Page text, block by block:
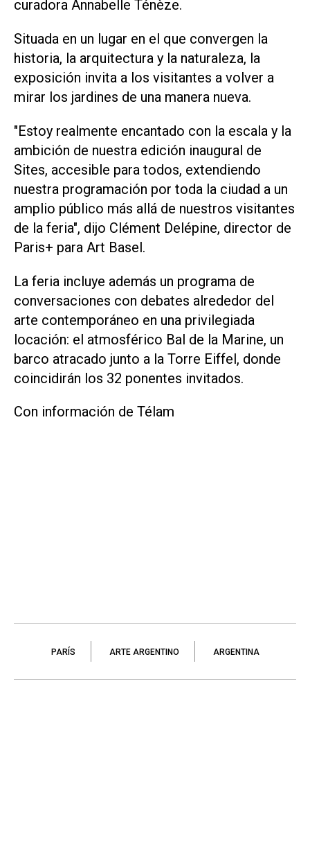
curadora Annabelle Ténèze.
Situada en un lugar en el que convergen la
historia, la arquitectura y la naturaleza, la
exposición invita a los visitantes a volver a
mirar los jardines de una manera nueva.
"Estoy realmente encantado con la escala y la
ambición de nuestra edición inaugural de
Sites, accesible para todos, extendiendo
nuestra programación por toda la ciudad a un
amplio público más allá de nuestros visitantes
de la feria", dijo Clément Delépine, director de
Paris+ para Art Basel.
La feria incluye además un programa de
conversaciones con debates alrededor del
arte contemporáneo en una privilegiada
locación: el atmosférico Bal de la Marine, un
barco atracado junto a la Torre Eiffel, donde
coincidirán los 32 ponentes invitados.
Con información de Télam
PARÍS ARTE ARGENTINO ARGENTINA